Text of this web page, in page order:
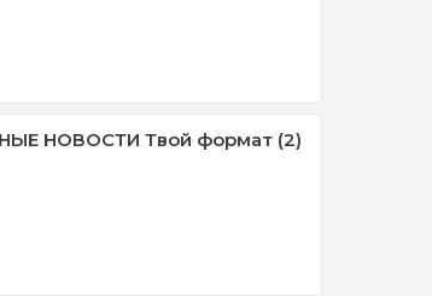
НОВОСТИ Твой формат (2)